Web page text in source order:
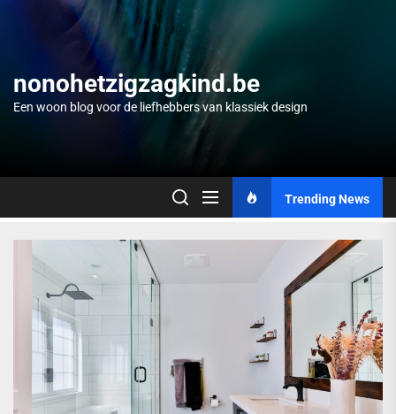
nonohetzigzagkind.be
Een woon blog voor de liefhebbers van klassiek design
Trending News